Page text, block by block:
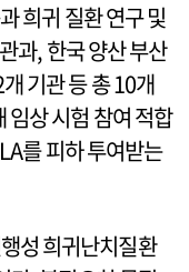
희귀 질환 연구 및
과, 한국 양산 부산
기관 등 총 10개
임상 시험 참여 적합
를 피하 투여받는
성 희귀난치질환